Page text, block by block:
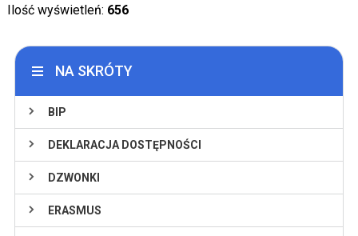
Ilość wyświetleń: 656
NA SKRÓTY
BIP
DEKLARACJA DOSTĘPNOŚCI
DZWONKI
ERASMUS